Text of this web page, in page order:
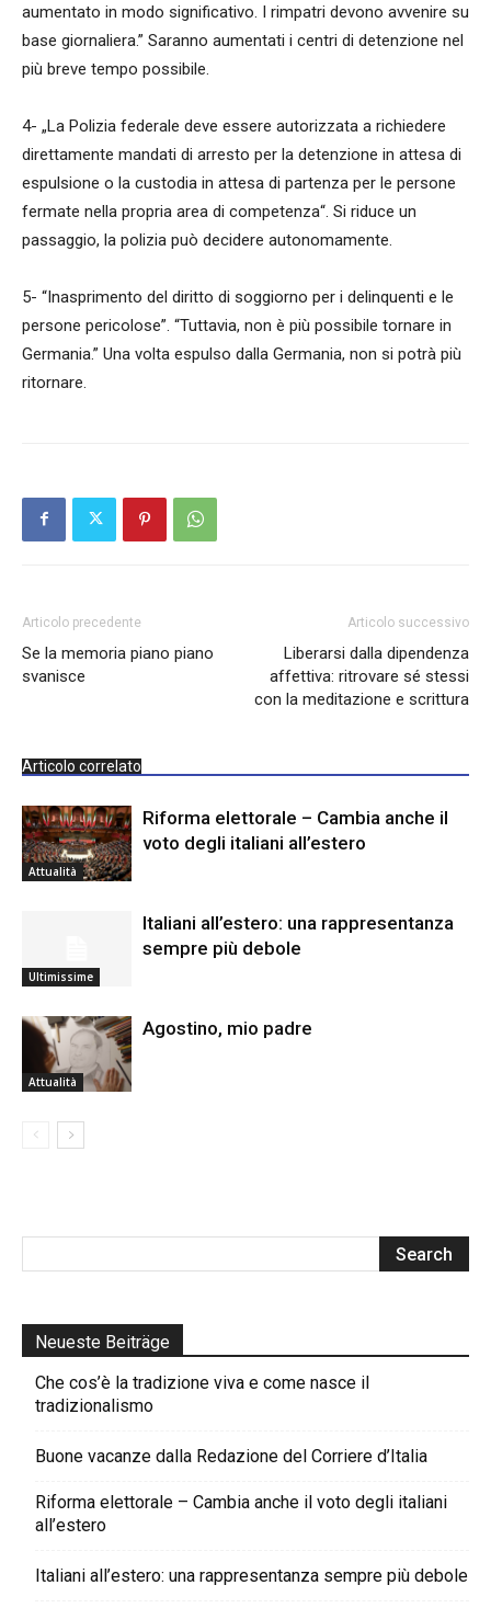
aumentato in modo significativo. I rimpatri devono avvenire su
base giornaliera.” Saranno aumentati i centri di detenzione nel
più breve tempo possibile.
4- „La Polizia federale deve essere autorizzata a richiedere
direttamente mandati di arresto per la detenzione in attesa di
espulsione o la custodia in attesa di partenza per le persone
fermate nella propria area di competenza“. Si riduce un
passaggio, la polizia può decidere autonomamente.
5- “Inasprimento del diritto di soggiorno per i delinquenti e le
persone pericolose”. “Tuttavia, non è più possibile tornare in
Germania.” Una volta espulso dalla Germania, non si potrà più
ritornare.
Articolo precedente
Se la memoria piano piano
svanisce
Articolo successivo
Liberarsi dalla dipendenza
affettiva: ritrovare sé stessi
con la meditazione e scrittura
Articolo correlato
Attualità
Riforma elettorale – Cambia anche il
voto degli italiani all’estero
Ultimissime
Italiani all’estero: una rappresentanza
sempre più debole
Attualità
Agostino, mio padre
Neueste Beiträge
Che cos’è la tradizione viva e come nasce il
tradizionalismo
Buone vacanze dalla Redazione del Corriere d’Italia
Riforma elettorale – Cambia anche il voto degli italiani
all’estero
Italiani all’estero: una rappresentanza sempre più debole